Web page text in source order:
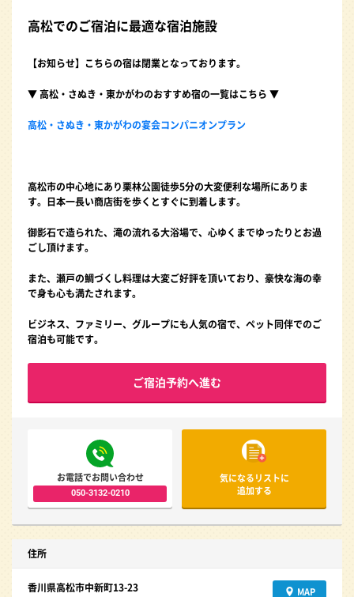
高松でのご宿泊に最適な宿泊施設
【お知らせ】こちらの宿は閉業となっております。
▼ 高松・さぬき・東かがわのおすすめ宿の一覧はこちら ▼
高松・さぬき・東かがわの宴会コンパニオンプラン
高松市の中心地にあり栗林公園徒歩5分の大変便利な場所にありま
す。日本一長い商店街を歩くとすぐに到着します。
御影石で造られた、滝の流れる大浴場で、心ゆくまでゆったりとお過
ごし頂けます。
また、瀬戸の鯛づくし料理は大変ご好評を頂いており、豪快な海の幸
で身も心も満たされます。
ビジネス、ファミリー、グループにも人気の宿で、ペット同伴でのご
宿泊も可能です。
ご宿泊予約へ進む
お電話でお問い合わせ
050-3132-0210
気になるリストに
追加する
住所
MAP
香川県高松市中新町13-23